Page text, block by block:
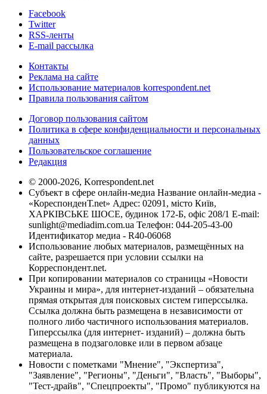
Facebook
Twitter
RSS-ленты
E-mail рассылка
Контакты
Реклама на сайте
Использование материалов korrespondent.net
Правила пользования сайтом
Договор пользования сайтом
Политика в сфере конфиденциальности и персональных
данных
Пользовательское соглашение
Редакция
© 2000-2026, Korrespondent.net
Субъект в сфере онлайн-медиа Название онлайн-медиа -
«КореспонденТ.net» Адрес: 02091, місто Київ,
ХАРКІВСЬКЕ ШОСЕ, будинок 172-Б, офіс 208/1 E-mail:
sunlight@mediadim.com.ua Телефон: 044-205-43-00
Идентификатор медиа - R40-06068
Использование любых материалов, размещённых на
сайте, разрешается при условии ссылки на
Корреспондент.net.
При копировании материалов со страницы «Новости
Украины и мира», для интернет-изданий – обязательна
прямая открытая для поисковых систем гиперссылка.
Ссылка должна быть размещена в независимости от
полного либо частичного использования материалов.
Гиперссылка (для интернет- изданий) – должна быть
размещена в подзаголовке или в первом абзаце
материала.
Новости с пометками "Мнение", "Экспертиза",
"Заявление", "Регионы", "Деньги", "Власть", "Выборы",
"Тест-драйв", "Спецпроекты", "Промо" публикуются на